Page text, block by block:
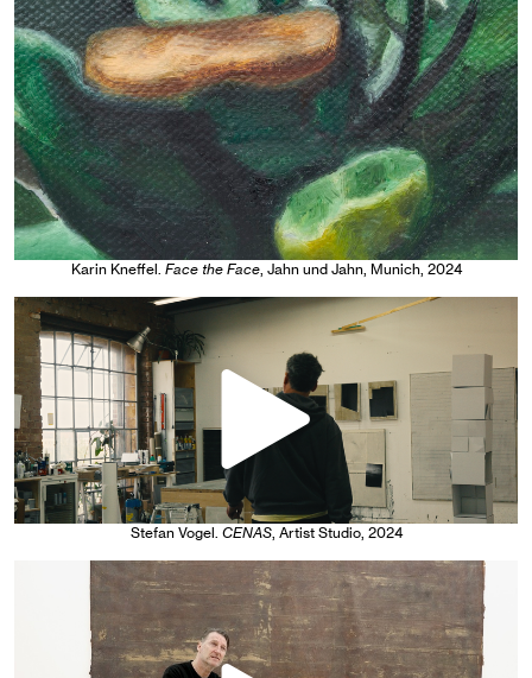
Karin Kneffel. Face the Face, Jahn und Jahn, Munich, 2024
Stefan Vogel. CENAS, Artist Studio, 2024